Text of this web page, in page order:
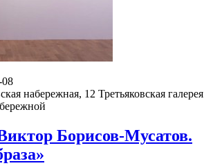
08
набережная, 12 Третьяковская галерея
Борисов-Мусатов.